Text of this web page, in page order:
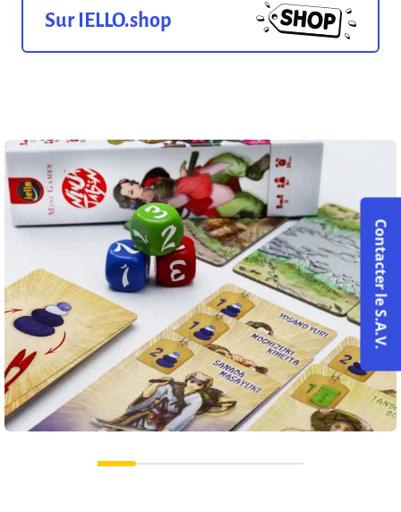
Sur IELLO.shop
Contacter le S.A.V.